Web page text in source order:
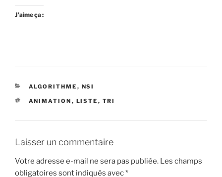
J’aime ça :
CATÉGORIES
ALGORITHME , NSI
ÉTIQUETTES
ANIMATION , LISTE , TRI
Laisser un commentaire
Votre adresse e-mail ne sera pas publiée. Les champs
obligatoires sont indiqués avec*